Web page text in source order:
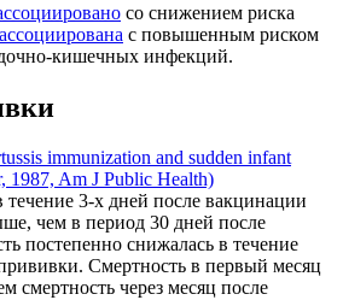
со снижением риска
ассоциирована с повышенным риском
кишечных инфекций.
immunization and sudden infant
1987, Am J Public Health)
3-х дней после вакцинации
чем в период 30 дней после
постепенно снижалась в течение
Смертность в первый месяц
смертность через месяц после